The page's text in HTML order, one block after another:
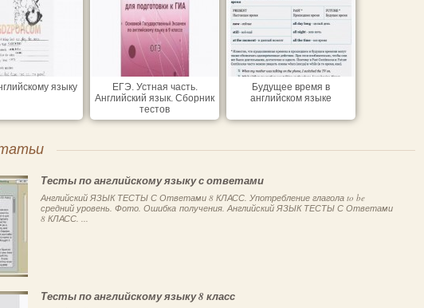
языку
ЕГЭ. Устная часть.
Английский язык. Сборник
тестов
Будущее время в
английском языке
Тесты по английскому языку с ответами
Английский ЯЗЫК ТЕСТЫ С Ответами 8 КЛАСС. Употребление глагола to be
средний уровень. Фото. Ошибка получения. Английский ЯЗЫК ТЕСТЫ С Ответами
8 КЛАСС. ...
Тесты по английскому языку 8 класс